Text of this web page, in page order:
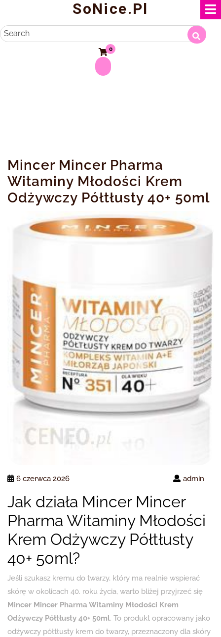
content
SoNice.pl
Search
0
Mincer Mincer Pharma
Witaminy Młodości Krem
Odżywczy Półtłusty 40+ 50ml
6 czerwca 2026 admin
Jak działa Mincer Mincer
Pharma Witaminy Młodości
Krem Odżywczy Półtłusty
40+ 50ml?
Jeśli szukasz kremu do twarzy, który ma realnie wspierać
skórę w okolicach 40. roku życia, warto bliżej przyjrzeć się
Mincer Mincer Pharma Witaminy Młodości Krem
Odżywczy Półtłusty 40+ 50ml. To produkt opracowany jako
odżywczy półtłusty krem do twarzy, przeznaczony dla skóry